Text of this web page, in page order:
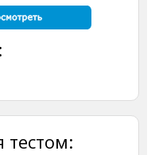
тестом: